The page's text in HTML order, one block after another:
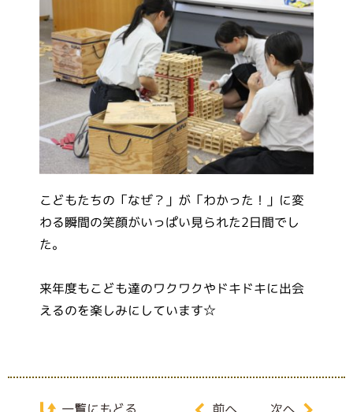
こどもたちの「なぜ？」が「わかった！」に変
わる瞬間の笑顔がいっぱい見られた2日間でし
た。
来年度もこども達のワクワクやドキドキに出会
えるのを楽しみにしています☆